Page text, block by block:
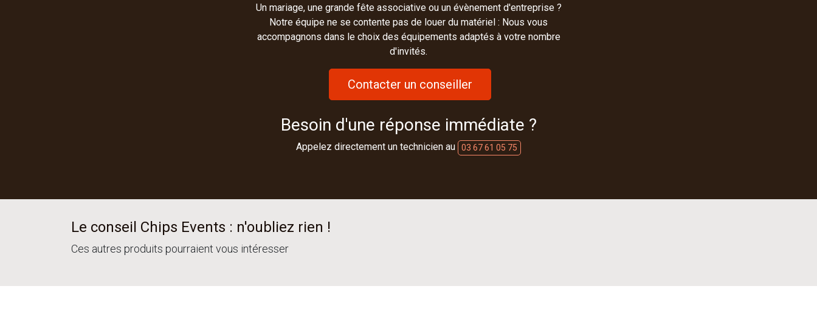
Un mariage, une grande fête associative ou un évènement d'entreprise ?
Notre équipe ne se contente pas de louer du matériel : Nous vous
accompagnons dans le choix des équipements adaptés à votre nombre
d'invités.
Contacter un conseiller
Besoin d'une réponse immédiate ?
Appelez directement un technicien au 03 67 61 05 75
Le conseil Chips Events : n'oubliez rien !
Ces autres produits pourraient vous intéresser